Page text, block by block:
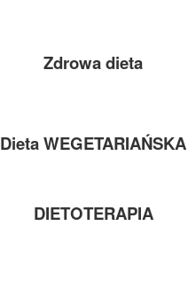
Zdrowa dieta
Dieta WEGETARIAŃSKA
DIETOTERAPIA